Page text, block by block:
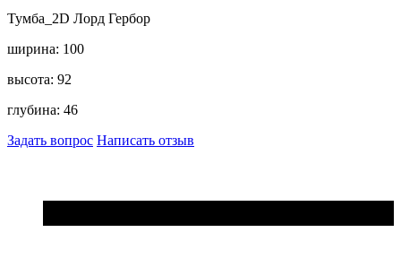
Тумба_2D Лорд Гербор
ширина: 100
высота: 92
глубина: 46
Задать вопрос Написать отзыв